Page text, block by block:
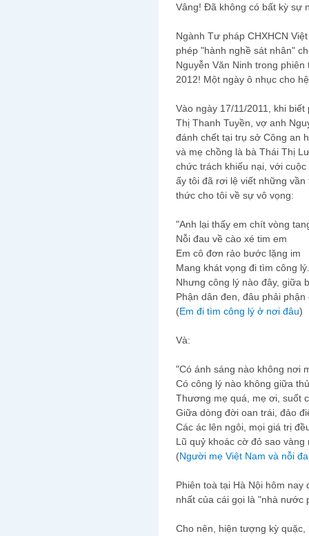
Vâng! Đã không có bất kỳ sự
Ngành Tư pháp CHXHCN
phép "hành nghề sát nhân"
Nguyễn Văn Ninh trong
2012! Một ngày ô nhục cho
Vào ngày 17/11/2011, khi
Thị Thanh Tuyền, vợ anh
đánh chết tại trụ sở Công an
và mẹ chồng là bà Thái Thị
chức trách khiếu nại, với
ấy tôi đã rơi lệ viết những
thức cho tôi về sự vô vọng:
"Anh lại thấy em chít vòng
Nỗi đau về cào xé tim em
Em cô đơn rảo bước lặng im
Mang khát vọng đi tìm công
Nhưng công lý nào đây, giữa
Phận dân đen, đâu phải
(Em đi tìm công lý ở nơi đâu)
Và:
"Có ánh sáng nào không nơi
Có công lý nào không giữa
Thương mẹ quá, mẹ ơi, suốt
Giữa dòng đời oan trái, đảo
Các ác lên ngôi, mọi giá trị
Lũ quỷ khoác cờ đỏ sao
(Người mẹ Việt Nam và nỗi
Phiên toà tại Hà Nội hôm
nhất của cái gọi là "nhà nước
Cho nên, hiện tượng kỳ